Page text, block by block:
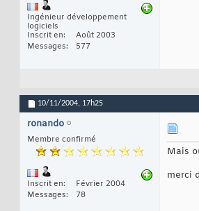
Ingénieur développement
logiciels
Inscrit en
Août 2003
Messages
577
10/11/2004, 17h25
ronando
Membre confirmé
Inscrit en
Février 2004
Messages
78
Mais
merci